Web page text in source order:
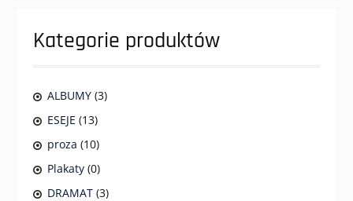
Kategorie produktów
ALBUMY (3)
ESEJE (13)
proza (10)
Plakaty (0)
DRAMAT (3)